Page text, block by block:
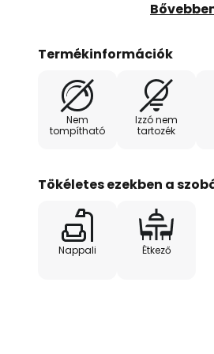
meleg
Termékinformációk
Nem
tompítható
Izzó nem
tartozék
Tökéletes ezekben a
Nappali Étkező